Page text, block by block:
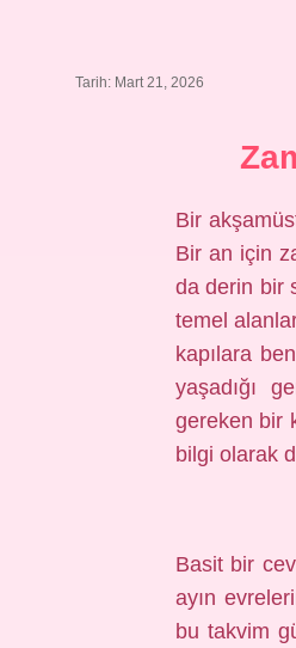
Tarih: Mart 21, 2026
Bir
Bir an için
da derin bir
temel
kapılara
yaşadığı
gereken bir
bilgi olarak
Basit bir
ayın
bu takvim